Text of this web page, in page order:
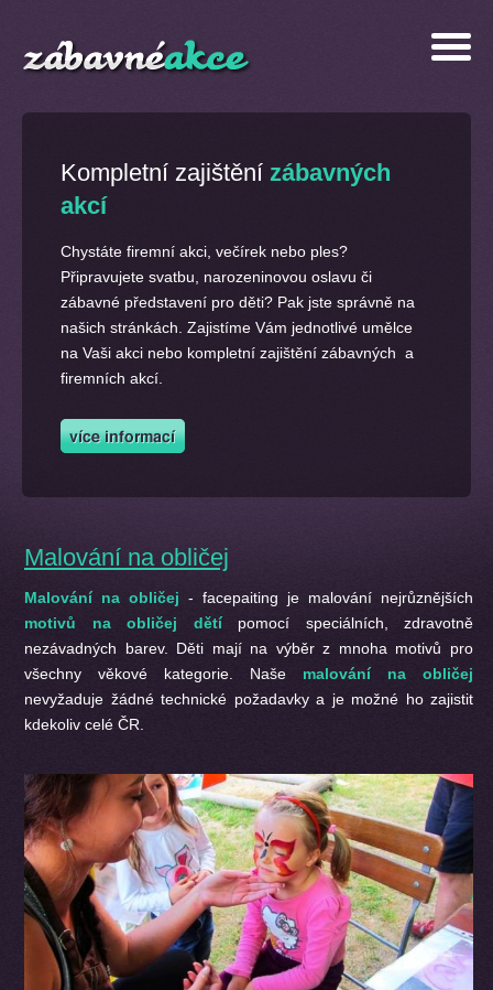
Kompletní zajištění zábavných
akcí
Chystáte firemní akci, večírek nebo ples?
Připravujete svatbu, narozeninovou oslavu či
zábavné představení pro děti? Pak jste správně na
našich stránkách. Zajistíme Vám jednotlivé umělce
na Vaši akci nebo kompletní zajištění zábavných a
firemních akcí.
Malování na obličej
Malování na obličej - facepaiting je malování nejrůznějších
motivů na obličej dětípomocí speciálních, zdravotně
nezávadných barev. Děti mají na výběr z mnoha motivů pro
všechny věkové kategorie. Naše malování na obličej
nevyžaduje žádné technické požadavky a je možné ho zajistit
kdekoliv celé ČR.